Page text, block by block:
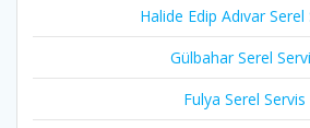
Halide Edip Adıvar Serel
Gülbahar Serel
Fulya Serel Servis